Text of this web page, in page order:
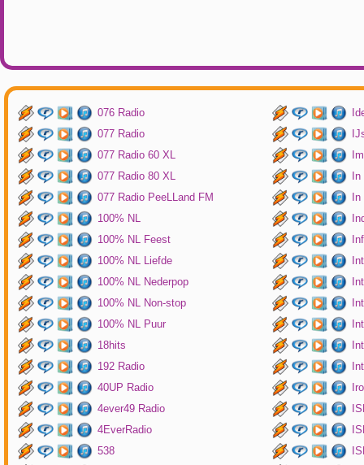
076 Radio
077 Radio
077 Radio 60 XL
077 Radio 80 XL
077 Radio PeeLLand FM
100% NL
100% NL Feest
100% NL Liefde
100% NL Nederpop
100% NL Non-stop
100% NL Puur
18hits
192 Radio
40UP Radio
4ever49 Radio
4EverRadio
538